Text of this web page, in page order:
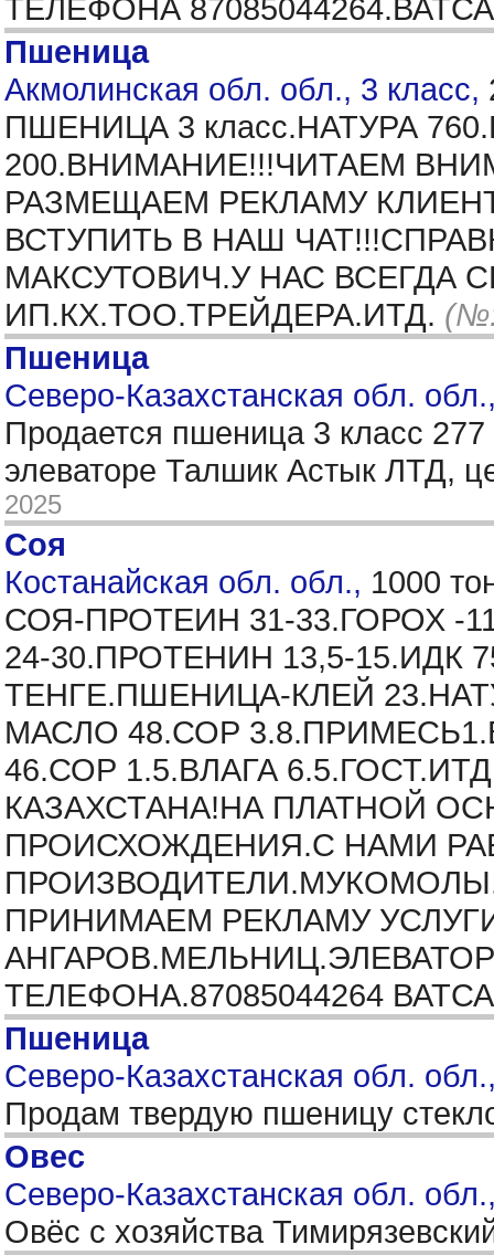
ТЕЛЕФОНА
Пшеница
Акмолинская обл. обл., 3 класс,
ПШЕНИЦА 3 класс.НАТУРА
200.ВНИМАНИЕ!!!ЧИТАЕМ
РАЗМЕЩАЕМ РЕКЛАМУ
ВСТУПИТЬ В НАШ
МАКСУТОВИЧ.У НАС
ИП.КХ.ТОО.ТРЕЙДЕРА.ИТД. (№:
Пшеница
Северо-Казахстанская обл.
Продается пшеница 3 класс 277
элеваторе Талшик Астык ЛТД,
2025
Соя
Костанайская обл. обл., 1000
СОЯ-ПРОТЕИН 31-33.ГОРОХ -
24-30.ПРОТЕНИН 13,5-15.ИДК
ТЕНГЕ.ПШЕНИЦА-КЛЕЙ
МАСЛО 48.СОР
46.СОР 1.5.ВЛАГА
КАЗАХСТАНА!НА ПЛАТНОЙ
ПРОИСХОЖДЕНИЯ.С НАМИ
ПРИНИМАЕМ РЕКЛАМУ
ТЕЛЕФОНА.87085044264
Пшеница
Северо-Казахстанская обл.
Продам твердую пшеницу
Овес
Северо-Казахстанская обл.
Овёс с хозяйства